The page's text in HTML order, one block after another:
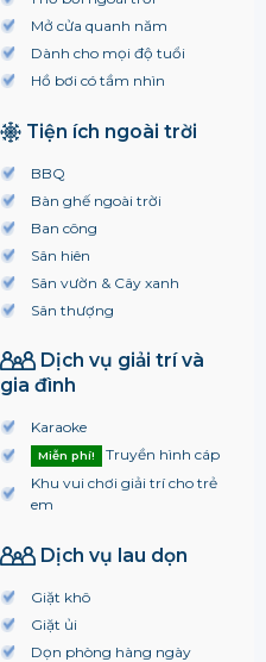
Mở cửa quanh năm
Dành cho mọi độ tuổi
Hồ bơi có tầm nhìn
Tiện ích ngoài trời
BBQ
Bàn ghế ngoài trời
Ban công
Sân hiên
Sân vườn & Cây xanh
Sân thượng
Dịch vụ giải trí và
gia đình
Karaoke
Miễn phí!
Truyền hình cáp
Khu vui chơi giải trí cho trẻ
em
Dịch vụ lau dọn
Giặt khô
Giặt ủi
Dọn phòng hàng ngày